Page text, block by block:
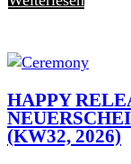
HAPPY
(KW32, 2026)